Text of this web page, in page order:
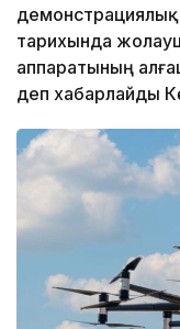
демонстрациялық
тарихында
аппаратының
деп хабарлайды